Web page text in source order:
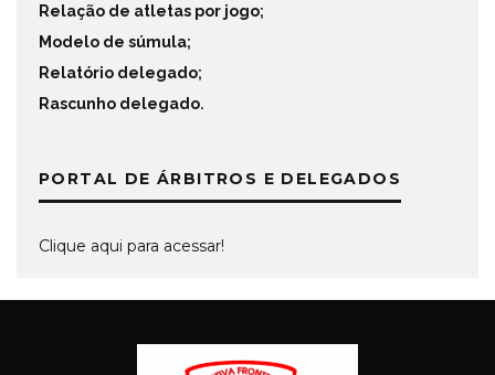
Relação de atletas por jogo;
Modelo de súmula;
Relatório delegado;
Rascunho delegado.
PORTAL DE ÁRBITROS E DELEGADOS
Clique aqui para acessar!